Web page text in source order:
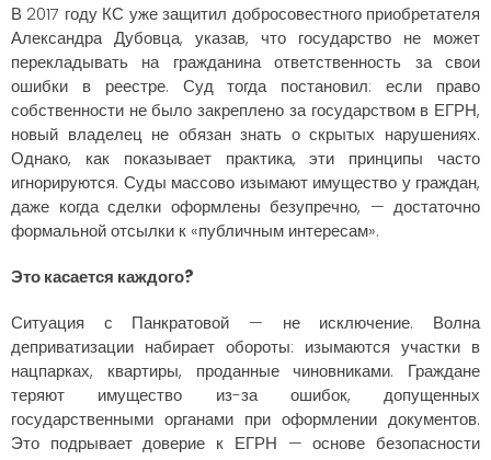
В 2017 году КС уже защитил добросовестного приобретателя
Александра Дубовца, указав, что государство не может
перекладывать на гражданина ответственность за свои
ошибки в реестре. Суд тогда постановил: если право
собственности не было закреплено за государством в ЕГРН,
новый владелец не обязан знать о скрытых нарушениях.
Однако, как показывает практика, эти принципы часто
игнорируются. Суды массово изымают имущество у граждан,
даже когда сделки оформлены безупречно, — достаточно
формальной отсылки к «публичным интересам».
Это касается каждого?
Ситуация с Панкратовой — не исключение. Волна
деприватизации набирает обороты: изымаются участки в
нацпарках, квартиры, проданные чиновниками. Граждане
теряют имущество из-за ошибок, допущенных
государственными органами при оформлении документов.
Это подрывает доверие к ЕГРН — основе безопасности